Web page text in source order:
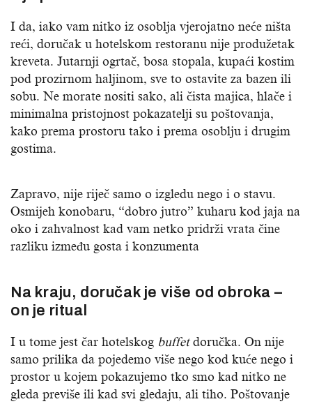
I da, iako vam nitko iz osoblja vjerojatno neće ništa
reći, doručak u hotelskom restoranu nije produžetak
kreveta. Jutarnji ogrtač, bosa stopala, kupaći kostim
pod prozirnom haljinom, sve to ostavite za bazen ili
sobu. Ne morate nositi sako, ali čista majica, hlače i
minimalna pristojnost pokazatelji su poštovanja,
kako prema prostoru tako i prema osoblju i drugim
gostima.
Zapravo, nije riječ samo o izgledu nego i o stavu.
Osmijeh konobaru, “dobro jutro” kuharu kod jaja na
oko i zahvalnost kad vam netko pridrži vrata čine
razliku između gosta i konzumenta
Na kraju, doručak je više od obroka –
on je ritual
I u tome jest čar hotelskog buffetdoručka. On nije
samo prilika da pojedemo više nego kod kuće nego i
prostor u kojem pokazujemo tko smo kad nitko ne
gleda previše ili kad svi gledaju, ali tiho. Poštovanje